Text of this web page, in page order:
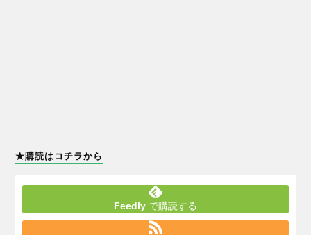
★購読はコチラから
Feedly で購読する